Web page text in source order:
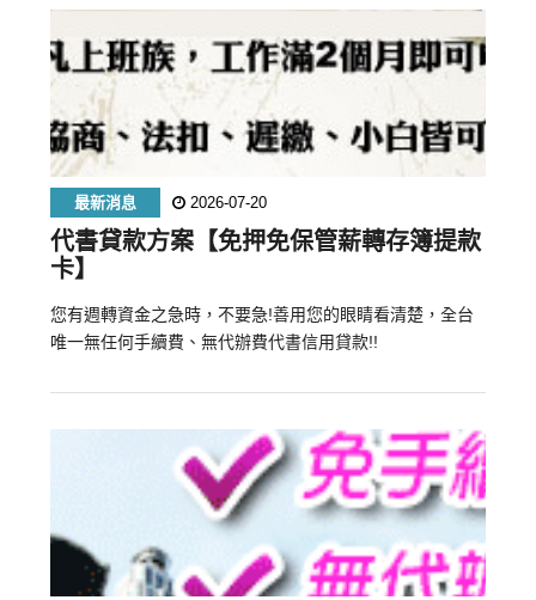
最新消息 2026-07-20
代書貸款方案【免押免保管薪轉存簿提款
卡】
您有週轉資金之急時，不要急!善用您的眼睛看清楚，全台
唯一無任何手續費、無代辦費代書信用貸款!!